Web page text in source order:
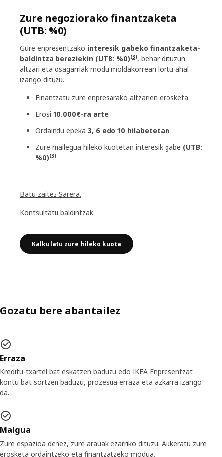
Zure negoziorako finantzaketa
(UTB: %0)
Gure enpresentzako interesik gabeko finantzaketa-
baldintza bereziekin (UTB: %0)(3), behar dituzun
altzari eta osagarriak modu moldakorrean lortu ahal
izango dituzu.
Finantzatu zure enpresarako altzarien erosketa
Erosi 10.000€-ra arte
Ordaindu epeka 3, 6 edo 10 hilabetetan
Zure mailegua hileko kuotetan interesik gabe (UTB:
%0)(3)
Batu zaitez Sarera.
Kontsultatu baldintzak
Kalkulatu zure hileko kuota
Gozatu bere abantailez
Erraza
Kreditu-txartel bat eskatzen baduzu edo IKEA Enpresentzat
kontu bat sortzen baduzu, prozesua erraza eta azkarra izango
da.
Malgua
Zure espazioa denez, zure arauak ezarriko dituzu. Aukeratu zure
erosketa ordaintzeko eta finantzatzeko modua.